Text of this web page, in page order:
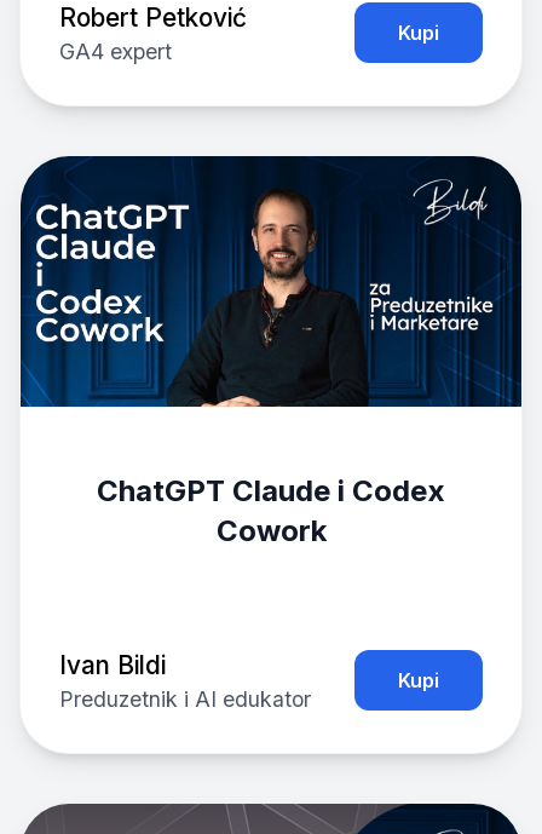
Robert Petković
GA4 expert
Kupi
ChatGPT Claude i Codex
Cowork
Ivan Bildi
Preduzetnik i AI edukator
Kupi